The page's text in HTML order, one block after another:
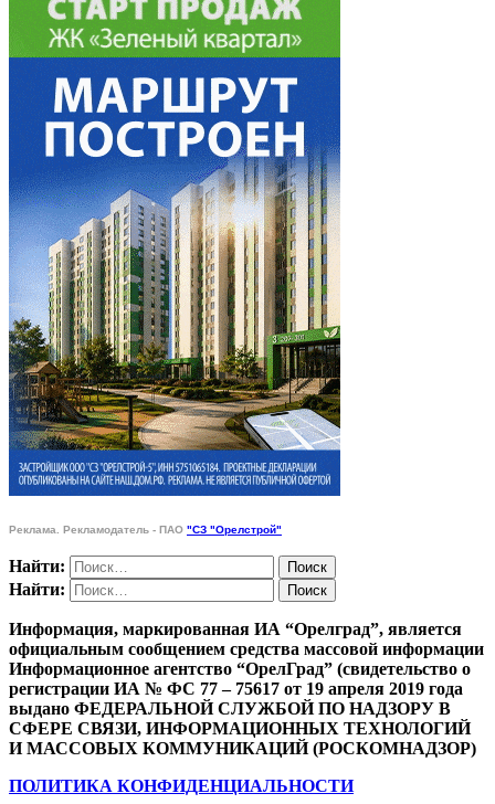
Реклама. Рекламодатель - ПАО "СЗ "Орелстрой"
Найти:
Найти:
Информация, маркированная ИА “Орелград”, является
официальным сообщением средства массовой информации
Информационное агентство “ОрелГрад” (свидетельство о
регистрации ИА № ФС 77 – 75617 от 19 апреля 2019 года
выдано ФЕДЕРАЛЬНОЙ СЛУЖБОЙ ПО НАДЗОРУ В
СФЕРЕ СВЯЗИ, ИНФОРМАЦИОННЫХ ТЕХНОЛОГИЙ
И МАССОВЫХ КОММУНИКАЦИЙ (РОСКОМНАДЗОР)
ПОЛИТИКА КОНФИДЕНЦИАЛЬНОСТИ